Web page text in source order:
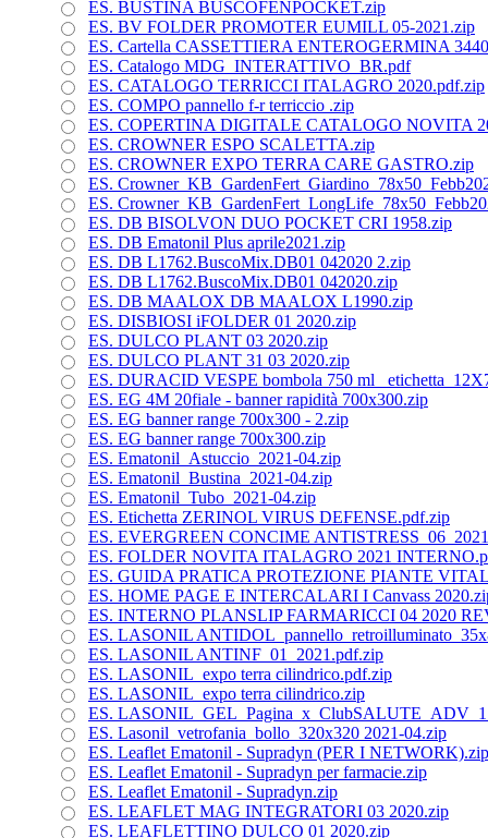
ES. BUSTINA BUSCOFENPOCKET.zip
ES. BV FOLDER PROMOTER EUMILL 05-2021.zip
ES. Cartella CASSETTIERA ENTEROGERMINA
ES. Catalogo MDG_INTERATTIVO_BR.pdf
ES. CATALOGO TERRICCI ITALAGRO 2020.pdf.zip
ES. COMPO pannello f-r terriccio .zip
ES. COPERTINA DIGITALE CATALOGO NOVITA
ES. CROWNER ESPO SCALETTA.zip
ES. CROWNER EXPO TERRA CARE GASTRO.zip
ES.
ES.
ES. DB BISOLVON DUO POCKET CRI 1958.zip
ES. DB Ematonil Plus aprile2021.zip
ES. DB L1762.BuscoMix.DB01 042020 2.zip
ES. DB L1762.BuscoMix.DB01 042020.zip
ES. DB MAALOX DB MAALOX L1990.zip
ES. DISBIOSI iFOLDER 01 2020.zip
ES. DULCO PLANT 03 2020.zip
ES. DULCO PLANT 31 03 2020.zip
ES. DURACID VESPE bombola 750 ml_
ES. EG 4M 20fiale - banner rapidità 700x300.zip
ES. EG banner range 700x300 - 2.zip
ES. EG banner range 700x300.zip
ES. Ematonil_Astuccio_2021-04.zip
ES. Ematonil_Bustina_2021-04.zip
ES. Ematonil_Tubo_2021-04.zip
ES. Etichetta ZERINOL VIRUS DEFENSE.pdf.zip
ES. EVERGREEN CONCIME
ES. FOLDER NOVITA ITALAGRO 2021
ES. GUIDA PRATICA PROTEZIONE PIANTE
ES. HOME PAGE E INTERCALARI I Canvass
ES. INTERNO PLANSLIP FARMARICCI 04 2020
ES. LASONIL
ES. LASONIL ANTINF_01_2021.pdf.zip
ES. LASONIL_expo terra cilindrico.pdf.zip
ES. LASONIL_expo terra cilindrico.zip
ES.
ES. Lasonil_vetrofania_bollo_320x320 2021-04.zip
ES. Leaflet Ematonil - Supradyn (PER I NETWORK).zip
ES. Leaflet Ematonil - Supradyn per farmacie.zip
ES. Leaflet Ematonil - Supradyn.zip
ES. LEAFLET MAG INTEGRATORI 03 2020.zip
ES. LEAFLETTINO DULCO 01 2020.zip